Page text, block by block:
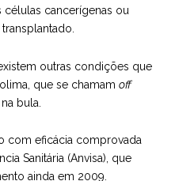
cancerígenas ou
outras condições que
que se chamam off
bula.
com eficácia comprovada
Sanitária (Anvisa), que
ainda em 2009.